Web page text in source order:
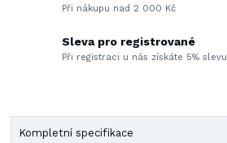
Při nákupu nad 2 000 Kč
Sleva pro registrované
Při registraci u nás získáte 5% slevu
Kompletní specifikace